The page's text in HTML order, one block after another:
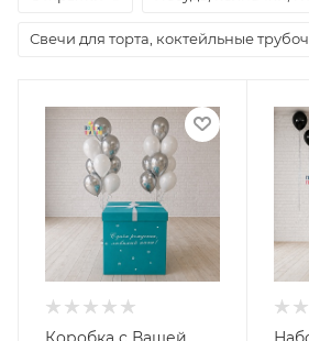
Свечи для торта, коктейльные